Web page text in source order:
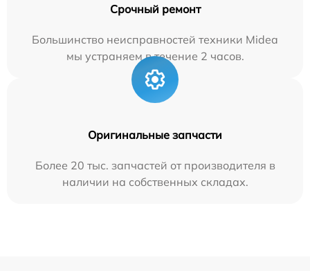
Срочный ремонт
Большинство неисправностей техники Midea
мы устраняем в течение 2 часов.
Оригинальные запчасти
Более 20 тыс. запчастей от производителя в
наличии на собственных складах.